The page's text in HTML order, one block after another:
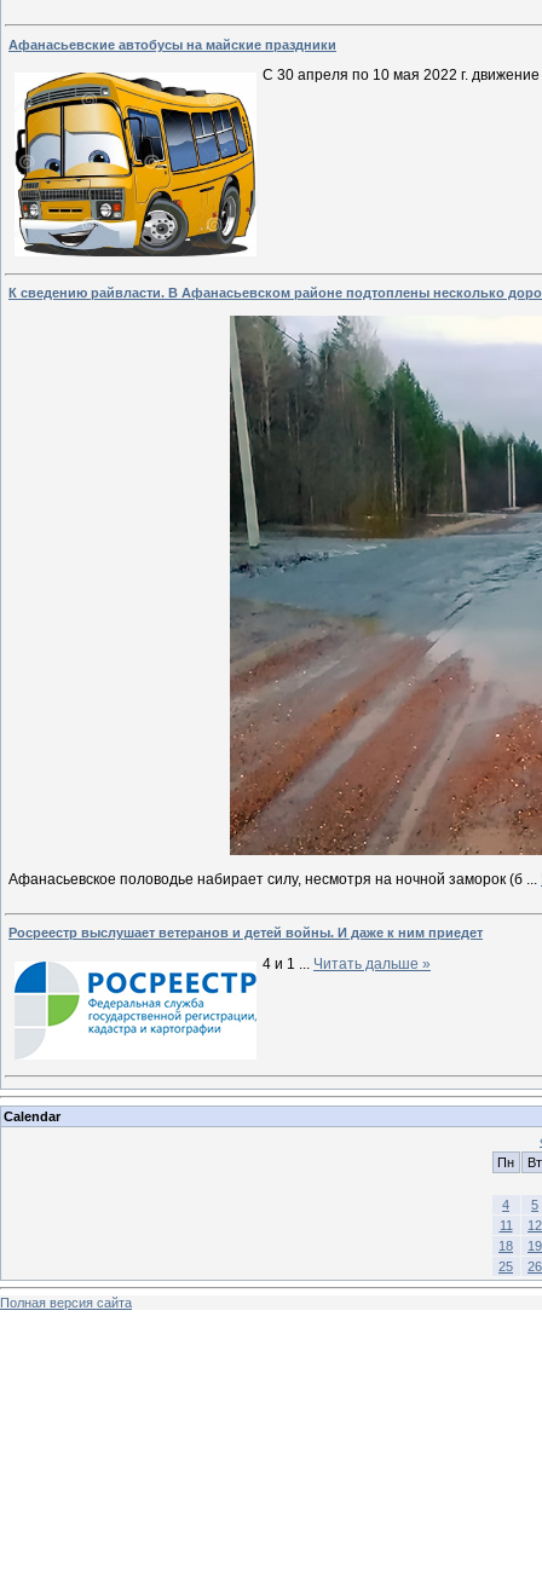
Афанасьевские автобусы на майские праздники
С 30 апреля по 10 мая 2022 г.
К сведению райвласти. В Афанасьевском районе подтоплены несколько
Афанасьевское половодье набирает силу, несмотря на ночной заморок (б
Росреестр выслушает ветеранов и детей войны. И даже к ним приедет
4 и 1 Читать дальше »
Calendar
Пн
Вт
4
5
11
12
18
19
25
26
Полная версия сайта